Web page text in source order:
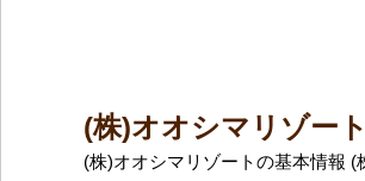
(株)オオシマリゾー
(株)オオシマリゾートの基本情報